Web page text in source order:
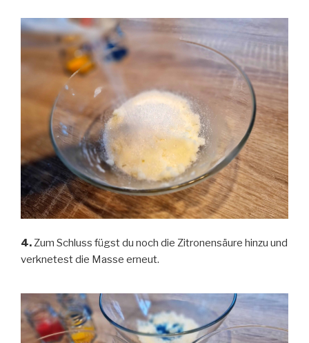
4.Zum Schluss fügst du noch die Zitronensäure hinzu und
verknetest die Masse erneut.